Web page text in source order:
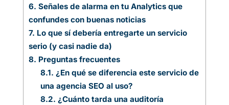
6. Señales de alarma en tu Analytics que
confundes con buenas noticias
7. Lo que sí debería entregarte un servicio
serio (y casi nadie da)
8. Preguntas frecuentes
8.1. ¿En qué se diferencia este servicio de
una agencia SEO al uso?
8.2. ¿Cuánto tarda una auditoría